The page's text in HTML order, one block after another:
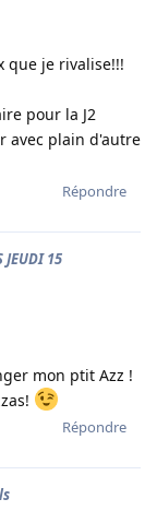
que je rivalise!!!
pour la J2
avec plain d'autre
Répondre
JEUDI 15
mon ptit Azz !
Répondre